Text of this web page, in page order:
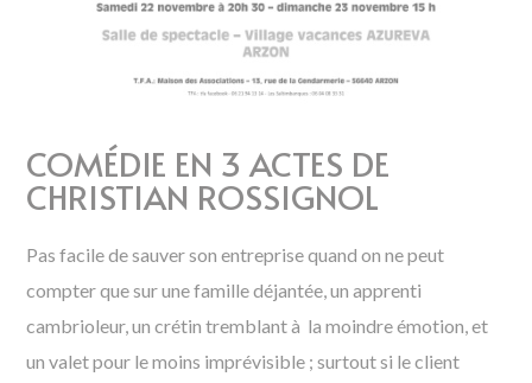
COMÉDIE EN 3 ACTES DE
CHRISTIAN ROSSIGNOL
Pas facile de sauver son entreprise quand on ne peut
compter que sur une famille déjantée, un apprenti
cambrioleur, un crétin tremblant à la moindre émotion, et
un valet pour le moins imprévisible ; surtout si le client